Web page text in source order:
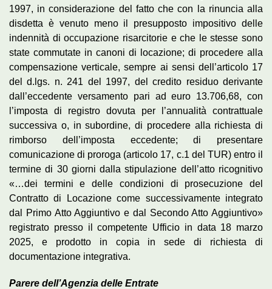
1997, in considerazione del fatto che con la rinuncia alla
disdetta è venuto meno il presupposto impositivo delle
indennità di occupazione risarcitorie e che le stesse sono
state commutate in canoni di locazione; di procedere alla
compensazione verticale, sempre ai sensi dell’articolo 17
del d.lgs. n. 241 del 1997, del credito residuo derivante
dall’eccedente versamento pari ad euro 13.706,68, con
l’imposta di registro dovuta per l’annualità contrattuale
successiva o, in subordine, di procedere alla richiesta di
rimborso dell’imposta eccedente; di presentare
comunicazione di proroga (articolo 17, c.1 del TUR) entro il
termine di 30 giorni dalla stipulazione dell’atto ricognitivo
«…dei termini e delle condizioni di prosecuzione del
Contratto di Locazione come successivamente integrato
dal Primo Atto Aggiuntivo e dal Secondo Atto Aggiuntivo»
registrato presso il competente Ufficio in data 18 marzo
2025, e prodotto in copia in sede di richiesta di
documentazione integrativa.
Parere dell’Agenzia delle Entrate